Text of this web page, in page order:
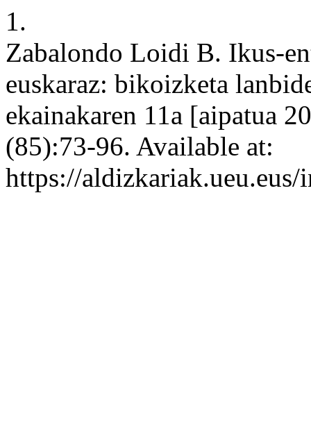
1.
Zabalondo Loidi B. Ikus-
euskaraz: bikoizketa
ekainakaren 11a [aipatua
(85):73-96. Available at:
https://